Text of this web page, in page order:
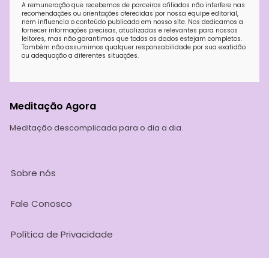
A remuneração que recebemos de parceiros afiliados não interfere nas
recomendações ou orientações oferecidas por nossa equipe editorial,
nem influencia o conteúdo publicado em nosso site. Nos dedicamos a
fornecer informações precisas, atualizadas e relevantes para nossos
leitores, mas não garantimos que todos os dados estejam completos.
Também não assumimos qualquer responsabilidade por sua exatidão
ou adequação a diferentes situações.
Meditação Agora
Meditação descomplicada para o dia a dia.
Sobre nós
Fale Conosco
Política de Privacidade